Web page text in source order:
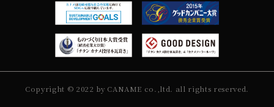
Copyright © 2022 by CANAME co.,ltd. all rights reserved.